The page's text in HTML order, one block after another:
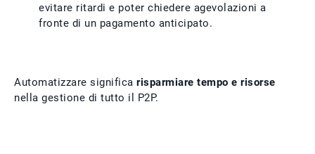
evitare ritardi e poter chiedere agevolazioni a
fronte di un pagamento anticipato.
Automatizzare significa risparmiare tempo e risorse
nella gestione di tutto il P2P.